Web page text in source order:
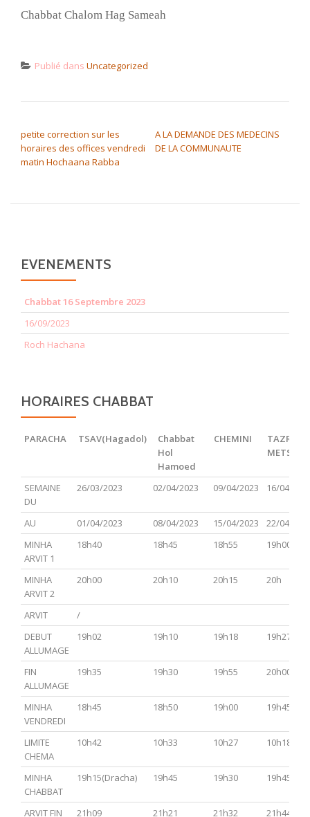
Chabbat Chalom Hag Sameah
Publié dans Uncategorized
petite correction sur les
horaires des offices vendredi
matin Hochaana Rabba
A LA DEMANDE DES MEDECINS
DE LA COMMUNAUTE
EVENEMENTS
Chabbat 16 Septembre 2023
16/09/2023
Roch Hachana
HORAIRES CHABBAT
PARACHA TSAV(Hagadol)
Chabbat
Hol
Hamoed
CHEMINI
TAZRIA
PARACHA TSAV(Hagadol)
Chabbat
Hamoed
CHEMINI
TAZRIA
SEMAINE
DU
26/03/2023 02/04/2023 09/04/2023 16/04/
AU 01/04/2023 08/04/2023 15/04/2023
22/04/
MINHA
ARVIT 1
18h40 18h45 18h55 19h00
MINHA
ARVIT 2
20h00 20h10 20h15 20h
ARVIT
/
DEBUT
ALLUMAGE
19h02 19h10 19h18 19h27
FIN
ALLUMAGE
19h35 19h30 19h55 20h00
MINHA
VENDREDI
18h45 18h50 19h00 19h45
LIMITE
CHEMA
10h42 10h33 10h27 10h18
MINHA
CHABBAT
19h15(Dracha) 19h45 19h30 19h45
ARVIT FIN 21h09 21h21 21h32 21h44